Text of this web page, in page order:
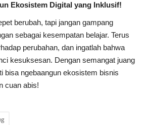
Ekosistem Digital yang Inklusif!
berubah, tapi jangan gampang
sebagai kesempatan belajar. Terus
perubahan, dan ingatlah bahwa
kesuksesan. Dengan semangat juang
bisa ngebaangun ekosistem bisnis
cuan abis!